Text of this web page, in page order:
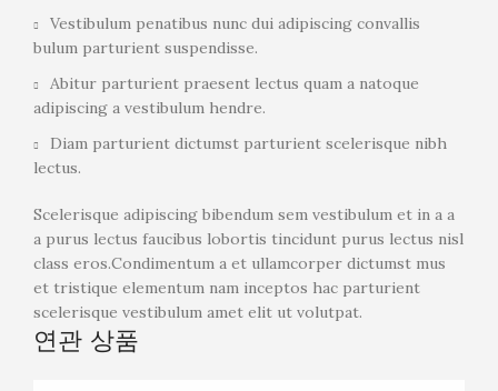
Vestibulum penatibus nunc dui adipiscing convallis
bulum parturient suspendisse.
Abitur parturient praesent lectus quam a natoque
adipiscing a vestibulum hendre.
Diam parturient dictumst parturient scelerisque nibh
lectus.
Scelerisque adipiscing bibendum sem vestibulum et in a a
a purus lectus faucibus lobortis tincidunt purus lectus nisl
class eros.Condimentum a et ullamcorper dictumst mus
et tristique elementum nam inceptos hac parturient
scelerisque vestibulum amet elit ut volutpat.
연관 상품